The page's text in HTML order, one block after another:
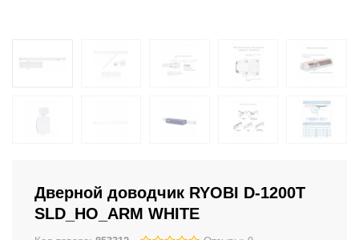
Дверной доводчик RYOBI D-1200T
SLD_HO_ARM WHITE